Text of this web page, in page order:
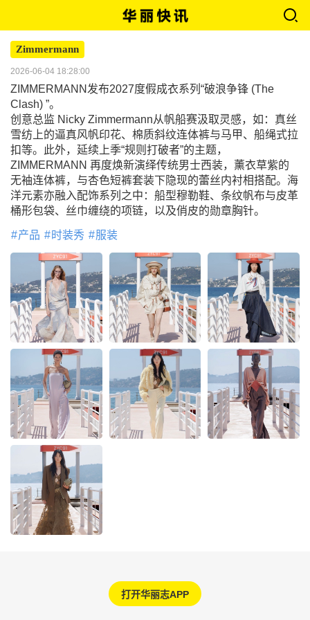
Zimmermann
2026-06-04 18:28:00
ZIMMERMANN发布2027度假成衣系列“破浪争锋 (The
Clash) ”。
创意总监 Nicky Zimmermann从帆船赛汲取灵感，如：真丝
雪纺上的逼真风帆印花、棉质斜纹连体裤与马甲、船绳式拉
扣等。此外，延续上季“规则打破者”的主题，
ZIMMERMANN 再度焕新演绎传统男士西装，薰衣草紫的
无袖连体裤，与杏色短裤套装下隐现的蕾丝内衬相搭配。海
洋元素亦融入配饰系列之中：船型穆勒鞋、条纹帆布与皮革
桶形包袋、丝巾缠绕的项链，以及俏皮的勋章胸针。
产品 时装秀 服装
打开华丽志APP